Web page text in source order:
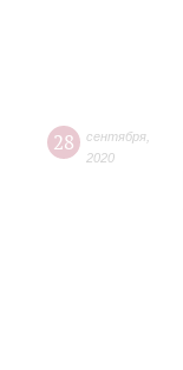
28 сентября
2020